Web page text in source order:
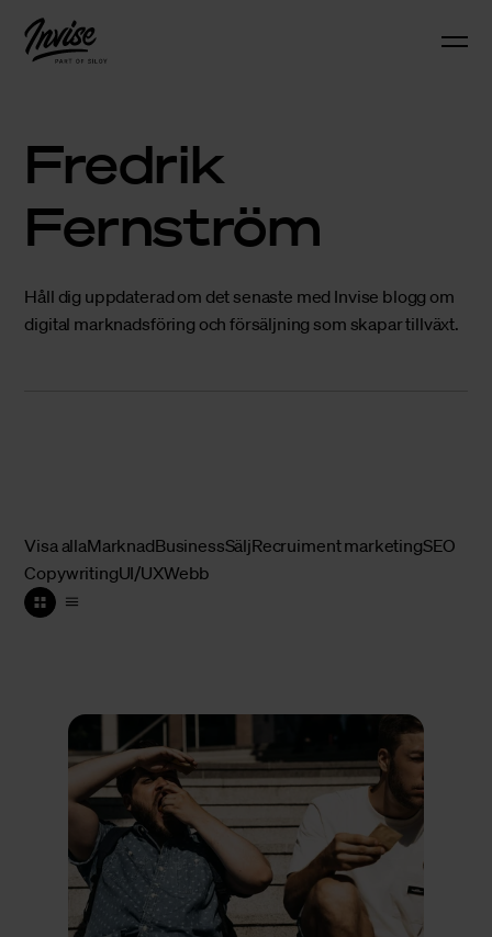
Fredrik
Fernström
Håll dig uppdaterad om det senaste med Invise blogg om
digital marknadsföring och försäljning som skapar tillväxt.
Visa allaMarknadBusinessSäljRecruiment marketingSEO
CopywritingUI/UXWebb